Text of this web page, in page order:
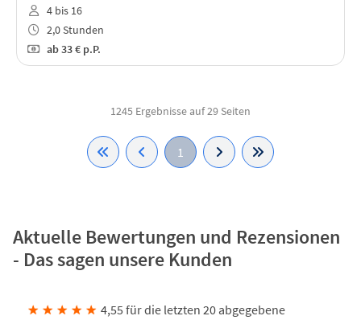
4 bis 16
2,0 Stunden
ab33 € p.P.
1245 Ergebnisse auf 29 Seiten
1
Aktuelle Bewertungen und Rezensionen
- Das sagen unsere Kunden
★ ★ ★ ★ ★ 4,55 für die letzten 20 abgegebene